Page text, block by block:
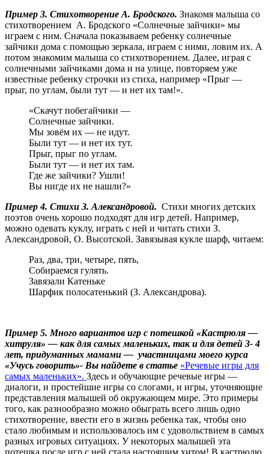
Пример 3. Стихотворение А. Бродского. Знакомя малыша со
стихотворением А. Бродского «Солнечные зайчики» мы
играем с ним. Сначала показываем ребенку солнечные
зайчики дома с помощью зеркала, играем с ними, ловим их. А
потом знакомим малыша со стихотворением. Далее, играя с
солнечными зайчиками дома и на улице, повторяем уже
известные ребенку строчки из стиха, например «Прыг —
прыг, по углам, были тут — и нет их там!».
«Скачут побегайчики —
Солнечные зайчики.
Мы зовём их — не идут.
Были тут — и нет их тут.
Прыг, прыг по углам.
Были тут — и нет их там.
Где же зайчики? Ушли!
Вы нигде их не нашли?»
Пример 4. Стихи З. Александровой. Стихи многих детских
поэтов очень хорошо подходят для игр детей. Например,
можно одевать куклу, играть с ней и читать стихи З.
Александровой, О. Высотской. Завязывая кукле шарф, читаем:
Раз, два, три, четыре, пять,
Собираемся гулять.
Завязали Катеньке
Шарфик полосатенький (З. Александрова).
Пример 5. Много вариантов игр с потешкой «Кастрюля —
хитруля» — как для самых маленьких, так и для детей 3- 4
лет, придуманных мамами — участницами моего курса
«Учусь говорить»- Вы найдете в статье «Речевые игры для
самых маленьких». Здесь и обучающие речевые игры —
диалоги, и простейшие игры со слогами, и игры, уточняющие
представления малышей об окружающем мире. Это примеры
того, как разнообразно можно обыграть всего лишь одно
стихотворение, ввести его в жизнь ребенка так, чтобы оно
стало любимым и использовалось им с удовольствием в самых
разных игровых ситуациях. У некоторых малышей эта